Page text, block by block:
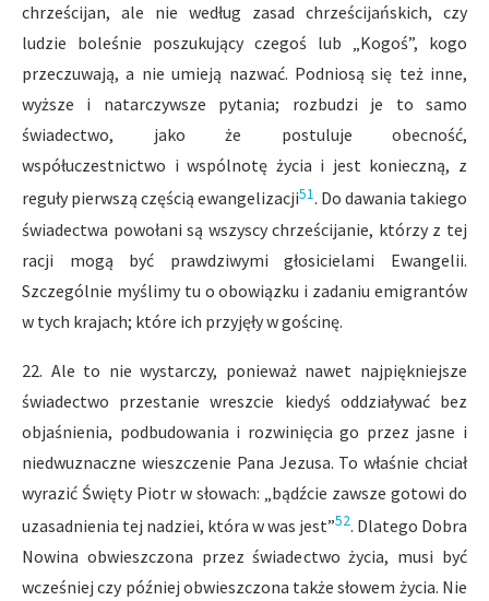
chrześcijan, ale nie według zasad chrześcijańskich, czy
ludzie boleśnie poszukujący czegoś lub „Kogoś”, kogo
przeczuwają, a nie umieją nazwać. Podniosą się też inne,
wyższe i natarczywsze pytania; rozbudzi je to samo
świadectwo, jako że postuluje obecność,
współuczestnictwo i wspólnotę życia i jest konieczną, z
reguły pierwszą częścią ewangelizacji51. Do dawania takiego
świadectwa powołani są wszyscy chrześcijanie, którzy z tej
racji mogą być prawdziwymi głosicielami Ewangelii.
Szczególnie myślimy tu o obowiązku i zadaniu emigrantów
w tych krajach; które ich przyjęły w gościnę.
22. Ale to nie wystarczy, ponieważ nawet najpiękniejsze
świadectwo przestanie wreszcie kiedyś oddziaływać bez
objaśnienia, podbudowania i rozwinięcia go przez jasne i
niedwuznaczne wieszczenie Pana Jezusa. To właśnie chciał
wyrazić Święty Piotr w słowach: „bądźcie zawsze gotowi do
uzasadnienia tej nadziei, która w was jest”52. Dlatego Dobra
Nowina obwieszczona przez świadectwo życia, musi być
wcześniej czy później obwieszczona także słowem życia. Nie